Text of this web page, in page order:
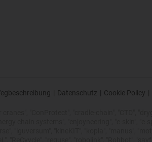
| Datenschutz | Cookie Policy |